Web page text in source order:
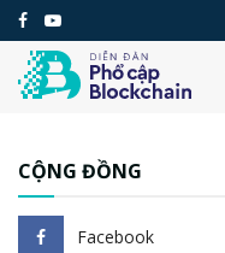
CỘNG ĐỒNG
Facebook